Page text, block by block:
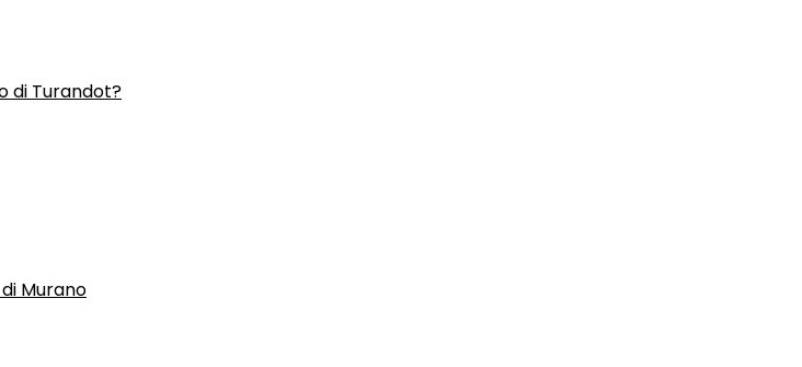
di Turandot?
Murano